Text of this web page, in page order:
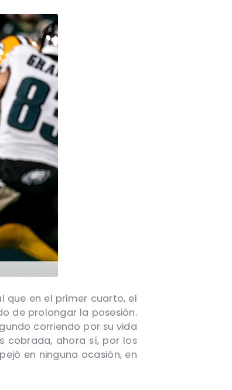
que en el primer cuarto, el
de prolongar la posesión.
corriendo por su vida
cobrada, ahora sí, por los
en ninguna ocasión, en